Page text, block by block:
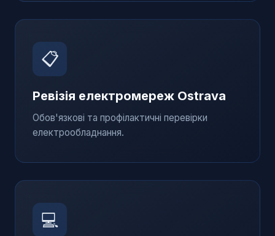
📋
Ревізія електромереж Ostrava
Обов'язкові та профілактичні перевірки
електрообладнання.
💻